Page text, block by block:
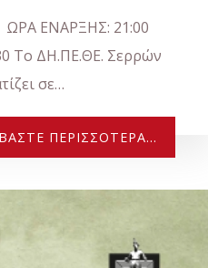
ΩΡΑ ΕΝΑΡΞΗΣ: 21:00
Το ΔΗ.ΠΕ.ΘΕ. Σερρών
σε…
ΠΕΡΙΣΣΌΤΕΡΑ...